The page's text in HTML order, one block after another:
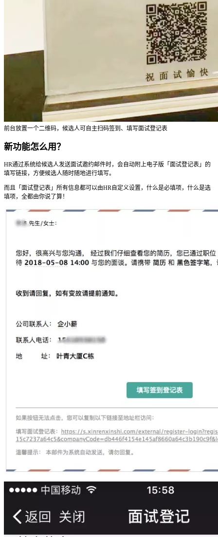
前台放置一个二维码，候选人可自主扫码签到、填写面试登记表
新功能怎么用？
HR通过系统给候选人发送面试邀约邮件时，会自动附上电子版「面试登记表」的
填写链接，方便候选人随时随地进行填写。
而且「面试登记表」所有信息都可以由HR自定义设置，什么是必填项，什么是选
填项，全都由你说了算！